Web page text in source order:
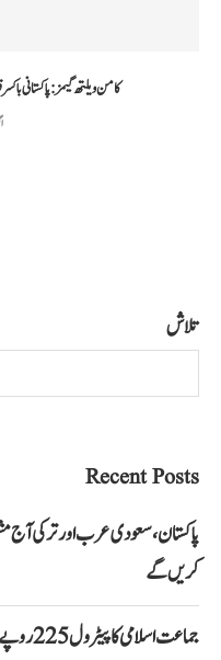
کامن ویلتھ گیمز: پاکستانی
تلاش
Recent Posts
پاکستان، سعودی عرب اور ترکی آج
کریں گے
جماعت اسلامی کا پیٹرول 225 روپے فی لیٹر کرنے کا مطالبہ، ملک گیر احتجاج کا اعلان